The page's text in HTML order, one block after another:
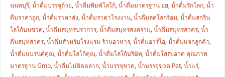
นนทบุรี, น้ำดื่มบรรจุถ้วย, น้ำดื่มพิมพ์โลโก้, น้ำดื่มมาตรฐาน อย, น้ำดื่มรักโลก, น้ำ
ดื่มราคาถูก, น้ำดื่มราคาส่ง, น้ำดื่มราคาโรงงาน, น้ำดื่มลดโลกร้อน, น้ำดื่มสกรีน
โลโก้บนขวด, น้ำดื่มสมุทรปราการ, น้ำดื่มสมุทรสงคราม, น้ำดื่มสมุทรสาคร, น้ำ
ดื่มสมุทสาคร, น้ำดื่มสำหรับโรงแรม ร้านอาหาร, น้ำดื่มอาร์โอ, น้ำดื่มแจกลูกค้า,
น้ำดื่มแบรนด์คุณ, น้ำดื่มโลโก้คุณ, น้ำดื่มโลโก้บริษัท, น้ำดื่มใสสะอาด คุณภาพ
มาตรฐาน Gmp, น้ำดื่มไม่ติดฉลาก, น้ำบรรจุขวด, น้ำบรรจุขวด Pet, น้ำแร่,